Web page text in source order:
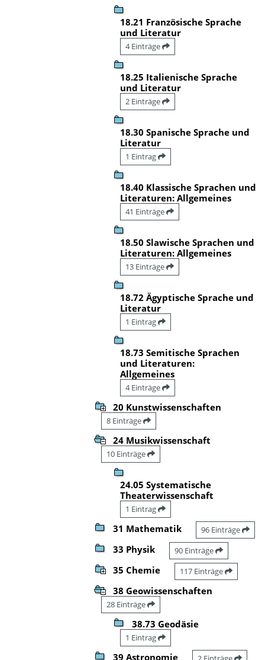
18.21 Französische Sprache
und Literatur
4 Einträge
18.25 Italienische Sprache
und Literatur
2 Einträge
18.30 Spanische Sprache und
Literatur
1 Eintrag
18.40 Klassische Sprachen und
Literaturen: Allgemeines
41 Einträge
18.50 Slawische Sprachen und
Literaturen: Allgemeines
13 Einträge
18.72 Ägyptische Sprache und
Literatur
1 Eintrag
18.73 Semitische Sprachen
und Literaturen:
Allgemeines
4 Einträge
20 Kunstwissenschaften
8 Einträge
24 Musikwissenschaft
10 Einträge
24.05 Systematische
Theaterwissenschaft
1 Eintrag
31 Mathematik 96 Einträge
33 Physik 90 Einträge
35 Chemie 117 Einträge
38 Geowissenschaften
28 Einträge
38.73 Geodäsie
1 Eintrag
39 Astronomie